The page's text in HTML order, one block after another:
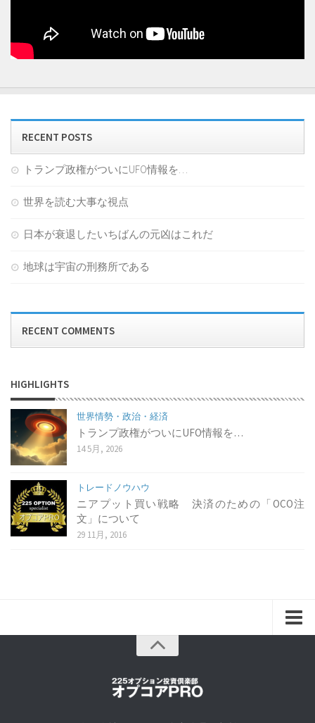
RECENT POSTS
トランプ政権がついにUFO情報を…
世界を読む大事な視点
日本が衰退したいちばんの元凶はこれだ
地球は宇宙の刑務所である
RECENT COMMENTS
HIGHLIGHTS
世界情勢・政治・経済
トランプ政権がついにUFO情報を…
14 5月, 2026
トレードノウハウ
ニアプット買い戦略 決済のための「OCO注
文」について
29 11月, 2016